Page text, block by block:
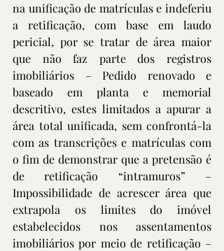
na unificação de matrículas e indeferiu
a retificação, com base em laudo
pericial, por se tratar de área maior
que não faz parte dos registros
imobiliários – Pedido renovado e
baseado em planta e memorial
descritivo, estes limitados a apurar a
área total unificada, sem confrontá-la
com as transcrições e matrículas com
o fim de demonstrar que a pretensão é
de retificação “intramuros” –
Impossibilidade de acrescer área que
extrapola os limites do imóvel
estabelecidos nos assentamentos
imobiliários por meio de retificação –